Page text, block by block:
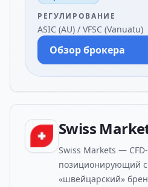
РЕГУЛИРОВАНИЕ
ASIC (AU) / VFSC (Vanuatu)
Обзор брокера
Swiss
Swiss Markets —
позиционирующий
«швейцарский»